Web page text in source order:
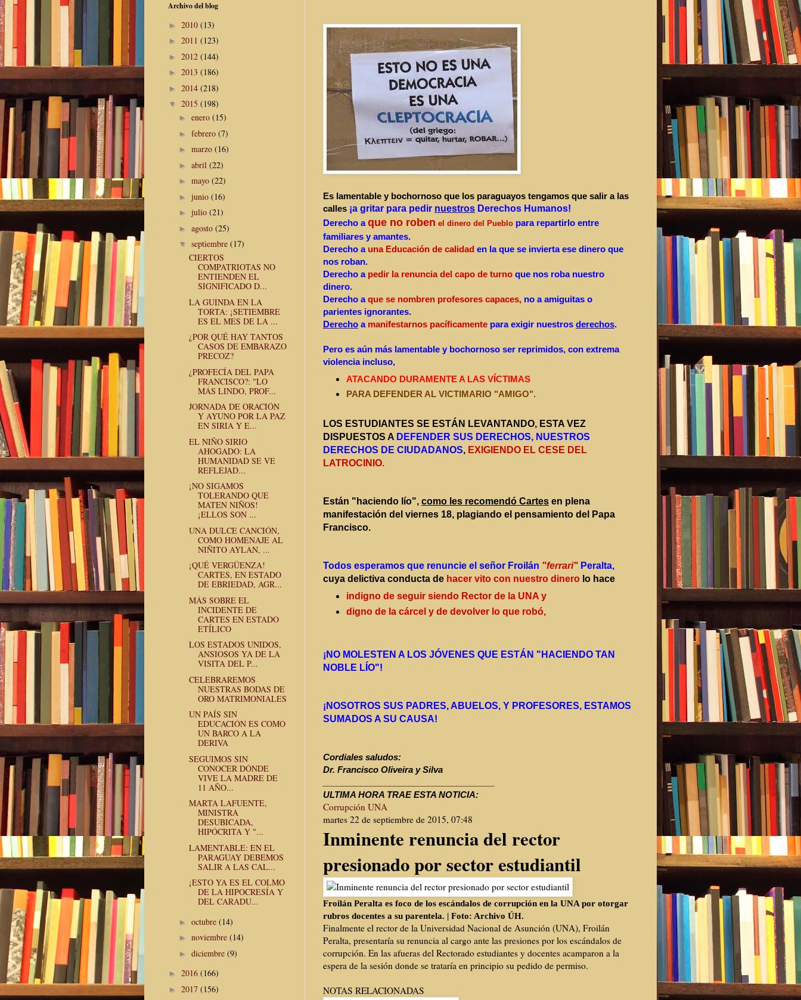
Es lamentable y bochornoso que los paraguayos tengamos que salir a las
calles ¡a gritar para pedir nuestros Derechos Humanos!
Derecho aque no roben el dinero del Pueblo para repartirlo entre
familiares y amantes.
Derecho a una Educación de calidad en la que se invierta ese dinero que
nos roban.
Derecho a pedir la renuncia del capo de turno que nos roba nuestro
dinero.
Derecho aque se nombren profesores capaces, no a amiguitas o
parientes ignorantes.
Derecho a manifestarnos pacíficamente para exigir nuestros derechos.
Pero es aún más lamentable y bochornoso ser reprimidos, con extrema
violencia incluso,
ATACANDO DURAMENTE A LAS VÍCTIMAS
PARA DEFENDER AL VICTIMARIO "AMIGO".
LOS ESTUDIANTES SE ESTÁN LEVANTANDO, ESTA VEZ
DISPUESTOS A DEFENDER SUS DERECHOS, NUESTROS
DERECHOS DE CIUDADANOS, EXIGIENDO EL CESE DEL
LATROCINIO.
Están "haciendo lío", como les recomendó Cartes en plena
manifestación del viernes 18, plagiando el pensamiento del Papa
Francisco.
Todos esperamos que renuncie el señor Froilán "ferrari" Peralta,
cuya delictiva conducta de hacer vito con nuestro dinero lo hace
indigno de seguir siendo Rector de la UNA y
digno de la cárcel y de devolver lo que robó,
¡NO MOLESTEN A LOS JÓVENES QUE ESTÁN "HACIENDO TAN
NOBLE LÍO"!
¡NOSOTROS SUS PADRES, ABUELOS, Y PROFESORES, ESTAMOS
SUMADOS A SU CAUSA!
Cordiales saludos:
Dr. Francisco Oliveira y Silva
ULTIMA HORA TRAE ESTA NOTICIA:
Corrupción UNA
martes 22 de septiembre de 2015, 07:48
Inminente renuncia del rector
presionado por sector estudiantil
Froilán Peralta es foco de los escándalos de corrupción en la UNA por otorgar
rubros docentes a su parentela. | Foto: Archivo ÚH.
Finalmente el rector de la Universidad Nacional de Asunción (UNA), Froilán
Peralta, presentaría su renuncia al cargo ante las presiones por los escándalos de
corrupción. En las afueras del Rectorado estudiantes y docentes acamparon a la
espera de la sesión donde se trataría en principio su pedido de permiso.
NOTAS RELACIONADAS
Archivo del blog
► 2010 (13)
► 2011 (123)
► 2012 (144)
► 2013 (186)
► 2014 (218)
▼ 2015 (198)
► enero (15)
► febrero (7)
► marzo (16)
► abril (22)
► mayo (22)
► junio (16)
► julio (21)
► agosto (25)
▼ septiembre (17)
CIERTOS
COMPATRIOTAS NO
ENTIENDEN EL
SIGNIFICADO D...
LA GUINDA EN LA
TORTA: ¡SETIEMBRE
ES EL MES DE LA ...
¿POR QUÉ HAY TANTOS
CASOS DE EMBARAZO
PRECOZ?
¿PROFECÍA DEL PAPA
FRANCISCO?: "LO
MÁS LINDO, PROF...
JORNADA DE ORACIÓN
Y AYUNO POR LA PAZ
EN SIRIA Y E...
EL NIÑO SIRIO
AHOGADO: LA
HUMANIDAD SE VE
REFLEJAD...
¡NO SIGAMOS
TOLERANDO QUE
MATEN NIÑOS!
¡ELLOS SON ...
UNA DULCE CANCIÓN,
COMO HOMENAJE AL
NIÑITO AYLAN, ...
¡QUÉ VERGÜENZA!
CARTES, EN ESTADO
DE EBRIEDAD, AGR...
MÁS SOBRE EL
INCIDENTE DE
CARTES EN ESTADO
ETÍLICO
LOS ESTADOS UNIDOS,
ANSIOSOS YA DE LA
VISITA DEL P...
CELEBRAREMOS
NUESTRAS BODAS DE
ORO MATRIMONIALES
UN PAÍS SIN
EDUCACIÓN ES COMO
UN BARCO A LA
DERIVA
SEGUIMOS SIN
CONOCER DÓNDE
VIVE LA MADRE DE
11 AÑO...
MARTA LAFUENTE,
MINISTRA
DESUBICADA,
HIPÓCRITA Y "...
LAMENTABLE: EN EL
PARAGUAY DEBEMOS
SALIR A LAS CAL...
¡ESTO YA ES EL COLMO
DE LA HIPOCRESÍA Y
DEL CARADU...
► octubre (14)
► noviembre (14)
► diciembre (9)
► 2016 (166)
► 2017 (156)